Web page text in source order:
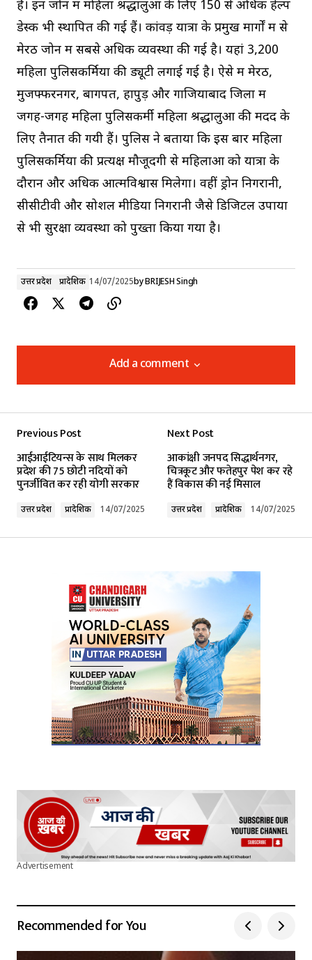
है। इन जोन में महिला श्रद्धालुओं के लिए 150 से अधिक हेल्प
डेस्क भी स्थापित की गई हैं। कांवड़ यात्रा के प्रमुख मार्गों में से
मेरठ जोन में सबसे अधिक व्यवस्था की गई है। यहां 3,200
महिला पुलिसकर्मियों की ड्यूटी लगाई गई है। ऐसे में मेरठ,
मुजफ्फरनगर, बागपत, हापुड़ और गाजियाबाद जिलों में
जगह-जगह महिला पुलिसकर्मी महिला श्रद्धालुओं की मदद के
लिए तैनात की गयी हैं। पुलिस ने बताया कि इस बार महिला
पुलिसकर्मियों की प्रत्यक्ष मौजूदगी से महिलाओं को यात्रा के
दौरान और अधिक आत्मविश्वास मिलेगा। वहीं ड्रोन निगरानी,
सीसीटीवी और सोशल मीडिया निगरानी जैसे डिजिटल उपायों
से भी सुरक्षा व्यवस्था को पुख्ता किया गया है।
उत्तर प्रदेश प्रादेशिक 14/07/2025byBRIJESH Singh
Add a comment
Add a comment
Required fields are marked*
Your Name*
Your E-mail*
Submit Comment
Previous Post
आईआईटियन्स के साथ मिलकर
प्रदेश की 75 छोटी नदियों को
पुनर्जीवित कर रही योगी सरकार
उत्तर प्रदेश प्रादेशिक 14/07/2025
Next Post
आकांक्षी जनपद सिद्धार्थनगर,
चित्रकूट और फतेहपुर पेश कर रहे
हैं विकास की नई मिसाल
उत्तर प्रदेश प्रादेशिक 14/07/2025
Advertisement
Recommended for You